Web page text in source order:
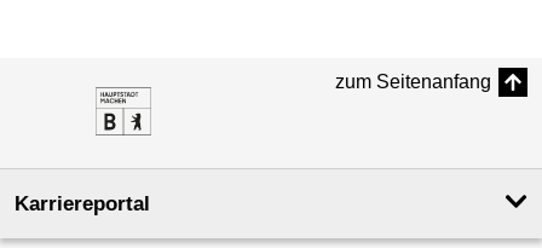
zum Seitenanfang
Karriereportal